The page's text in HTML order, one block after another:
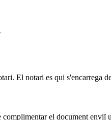
El notari es qui s'encarrega
complimentar el document enviï